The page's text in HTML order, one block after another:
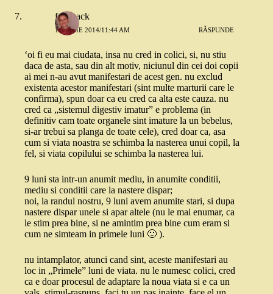
feedback
17 IUNIE 2014/11:44 AM RĂSPUNDE
‘oi fi eu mai ciudata, insa nu cred in colici, si, nu stiu
daca de asta, sau din alt motiv, niciunul din cei doi copii
ai mei n-au avut manifestari de acest gen. nu exclud
existenta acestor manifestari (sint multe marturii care le
confirma), spun doar ca eu cred ca alta este cauza. nu
cred ca „sistemul digestiv imatur” e problema (in
definitiv cam toate organele sint imature la un bebelus,
si-ar trebui sa planga de toate cele), cred doar ca, asa
cum si viata noastra se schimba la nasterea unui copil, la
fel, si viata copilului se schimba la nasterea lui.
9 luni sta intr-un anumit mediu, in anumite conditii,
mediu si conditii care la nastere dispar;
noi, la randul nostru, 9 luni avem anumite stari, si dupa
nastere dispar unele si apar altele (nu le mai enumar, ca
le stim prea bine, si ne amintim prea bine cum eram si
cum ne simteam in primele luni 🙂 ).
nu intamplator, atunci cand sint, aceste manifestari au
loc in „Primele” luni de viata. nu le numesc colici, cred
ca e doar procesul de adaptare la noua viata si e ca un